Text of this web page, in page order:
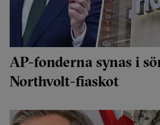
AP-fonderna synas i
Northvolt-fiaskot